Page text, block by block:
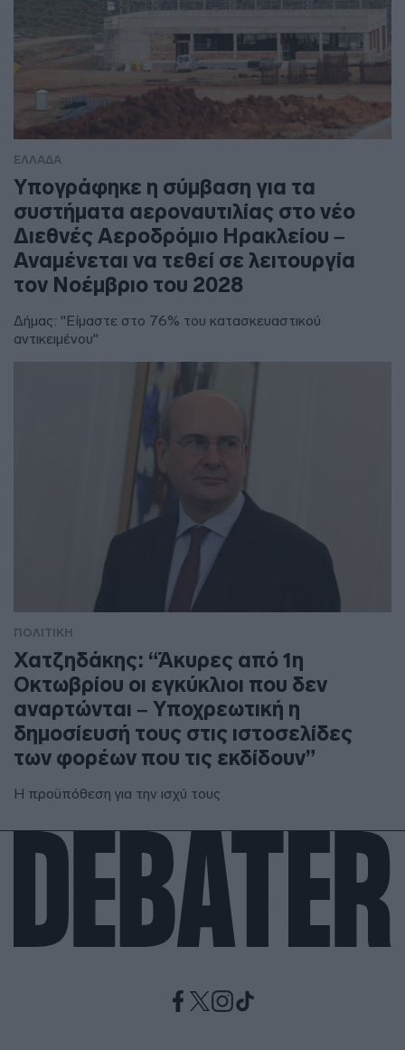
ΕΛΛΑΔΑ
Υπογράφηκε η σύμβαση για τα
συστήματα αεροναυτιλίας στο νέο
Διεθνές Αεροδρόμιο Ηρακλείου –
Αναμένεται να τεθεί σε λειτουργία
τον Νοέμβριο του 2028
Δήμας: "Είμαστε στο 76% του κατασκευαστικού
αντικειμένου"
ΠΟΛΙΤΙΚΗ
Χατζηδάκης: “Άκυρες από 1η
Οκτωβρίου οι εγκύκλιοι που δεν
αναρτώνται – Υποχρεωτική η
δημοσίευσή τους στις ιστοσελίδες
των φορέων που τις εκδίδουν”
Η προϋπόθεση για την ισχύ τους